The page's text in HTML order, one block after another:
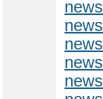
news
news
news
news
news